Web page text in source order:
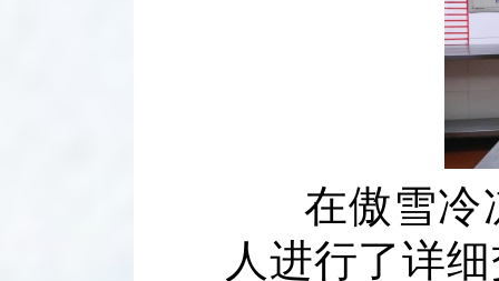
在傲雪冷
人进行了详